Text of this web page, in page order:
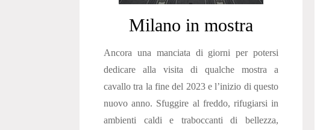
Milano in mostra
Ancora una manciata di giorni per potersi
dedicare alla visita di qualche mostra a
cavallo tra la fine del 2023 e l’inizio di questo
nuovo anno. Sfuggire al freddo, rifugiarsi in
ambienti caldi e traboccanti di bellezza,